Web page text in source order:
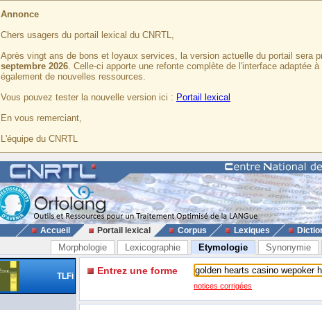
Annonce
Chers usagers du portail lexical du CNRTL,
Après vingt ans de bons et loyaux services, la version actuelle du portail sera
septembre 2026. Celle-ci apporte une refonte complète de l'interface adaptée
également de nouvelles ressources.
Vous pouvez tester la nouvelle version ici : Portail lexical
En vous remerciant,
L'équipe du CNRTL
Accueil Portail lexical Corpus Lexiques
Morphologie Lexicographie Etymologie Synonymie
TLFi Entrez une forme
notices corrigées